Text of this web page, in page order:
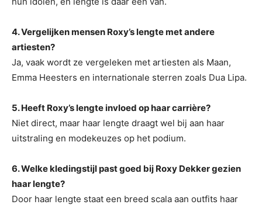
4. Vergelijken mensen Roxy’s lengte met andere
artiesten?
Ja, vaak wordt ze vergeleken met artiesten als Maan,
Emma Heesters en internationale sterren zoals Dua Lipa.
5. Heeft Roxy’s lengte invloed op haar carrière?
Niet direct, maar haar lengte draagt wel bij aan haar
uitstraling en modekeuzes op het podium.
6. Welke kledingstijl past goed bij Roxy Dekker gezien
haar lengte?
Door haar lengte staat een breed scala aan outfits haar